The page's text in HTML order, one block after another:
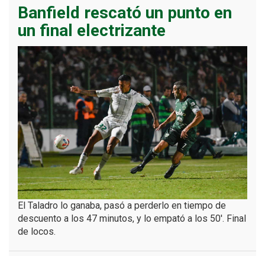
Banfield rescató un punto en
un final electrizante
El Taladro lo ganaba, pasó a perderlo en tiempo de
descuento a los 47 minutos, y lo empató a los 50′. Final
de locos.